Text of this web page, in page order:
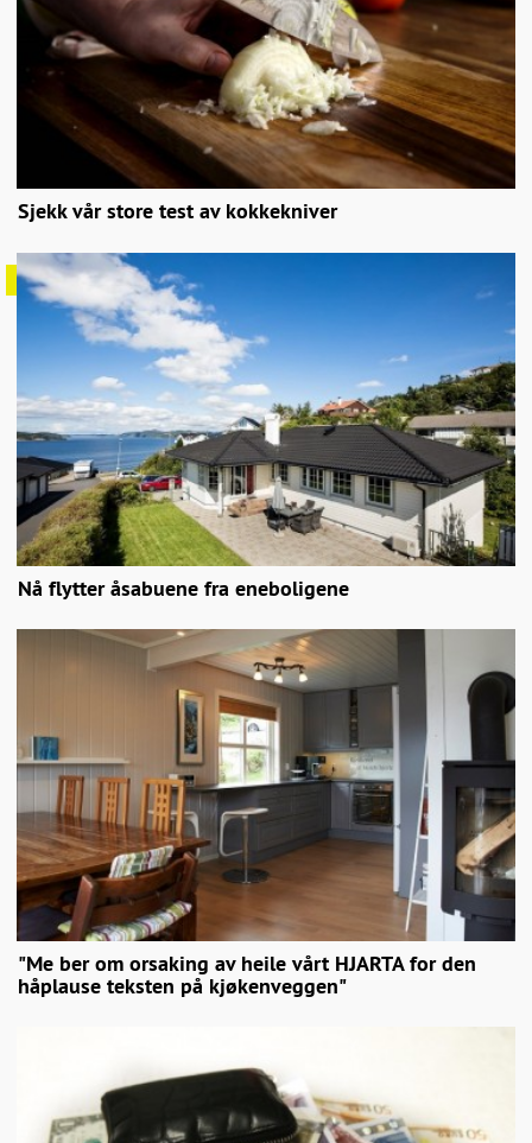
Sjekk vår store test av kokkekniver
Nå flytter åsabuene fra eneboligene
"Me ber om orsaking av heile vårt HJARTA for den
håplause teksten på kjøkenveggen"